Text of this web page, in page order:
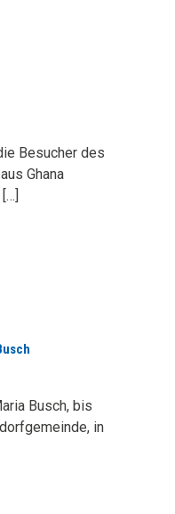
Besucher des
Ghana
[…]
Busch, bis
in